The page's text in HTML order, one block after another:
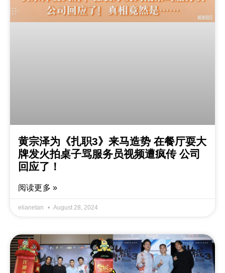
黄宗泽为《扎职3》来马造势 在餐厅耍大
牌发火拍桌子骂服务员视频遭疯传 公司
回应了！
阅读更多 »
elianetan August 28, 2024